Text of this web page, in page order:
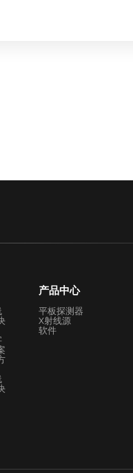
产品中心
平板探测器
X射线源
软件